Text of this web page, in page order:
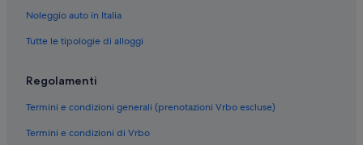
Mont-Saint-Jean: hotel
Creancey: hotel
Meloisey: hotel
Arnay le Duc: hotel
Maconge: hotel
Noleggio auto in Italia
Tutte le tipologie di alloggi
Regolamenti
Termini e condizioni generali (prenotazioni Vrbo escluse)
Termini e condizioni di Vrbo